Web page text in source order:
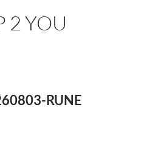
2 YOU
RUNE